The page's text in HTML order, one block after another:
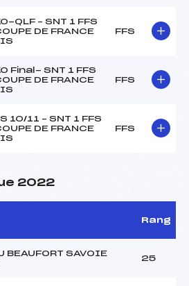
QLF – SNT 1 FFS
DE FRANCE
FFS
Final- SNT 1 FFS
DE FRANCE
FFS
10/11 – SNT 1 FFS
DE FRANCE
FFS
2022
Rang
BEAUFORT SAVOIE
25